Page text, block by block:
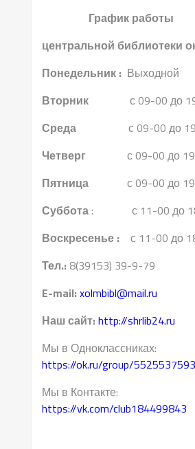
График работы
центральной библиотеки
Понедельник : Выходной
Вторникс 09-00 до 19-
Среда
с 09-00 до 19-
Четверг
с 09-00 до 19-
Пятницас 09-00 до 19-
Суббота: с 11-00 до
Воскресенье : с 11-00 до
Тел.: 8(39153) 39-9-79
E-mail: xolmbibl@mail.ru
Наш сайт: http://shrlib24.ru
Мы в Одноклассниках:
https://ok.ru/group/
Мы в Контакте:
https://vk.com/club184499843